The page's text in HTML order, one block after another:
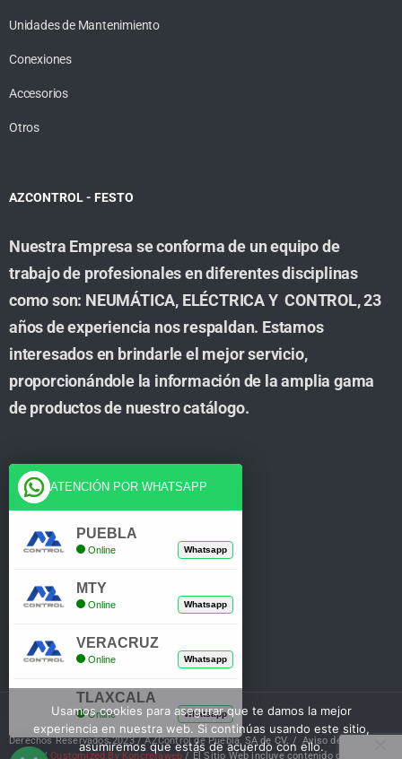
Unidades de Mantenimiento
Conexiones
Accesorios
Otros
AZCONTROL - FESTO
Nuestra Empresa se conforma de un equipo de
trabajo de profesionales en diferentes disciplinas
como son: NEUMÁTICA, ELÉCTRICA Y CONTROL, 23
años de experiencia nos respaldan. Estamos
interesados en brindarle el mejor servicio,
proporcionándole la información de la amplia gama
de productos de nuestro catálogo.
Cuenta
Tienda
Mi Cuenta
Derechos Reservados 2023 / AZControl de Puebla, SA de CV. /Aviso de Privacidad
/Customized By Koncretaweb / El Sitio Web incluye contenido de IA
Usamos cookies para asegurar que te damos la mejor
experiencia en nuestra web. Si continúas usando este sitio,
asumiremos que estás de acuerdo con ello.
ATENCIÓN POR WHATSAPP
PUEBLA
Online Whatsapp
MTY
Online Whatsapp
VERACRUZ
Online Whatsapp
TLAXCALA
Online Whatsapp